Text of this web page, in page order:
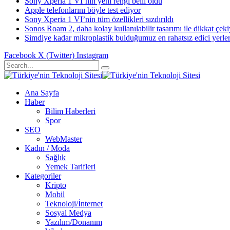
Apple telefonlarını böyle test ediyor
Sony Xperia 1 VI’nin tüm özellikleri sızdırıldı
Sonos Roam 2, daha kolay kullanılabilir tasarımı ile dikkat
Şimdiye kadar mikroplastik bulduğumuz en rahatsız edici yerler
Facebook X (Twitter) Instagram
Ana Sayfa
Haber
Bilim Haberleri
Spor
SEO
WebMaster
Kadın / Moda
Sağlık
Yemek Tarifleri
Kategoriler
Kripto
Mobil
Teknoloji/İnternet
Sosyal Medya
Yazılım/Donanım